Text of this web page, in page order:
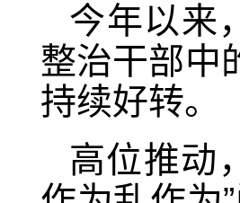
今年以来
整治干部中
持续好转。
高位推动